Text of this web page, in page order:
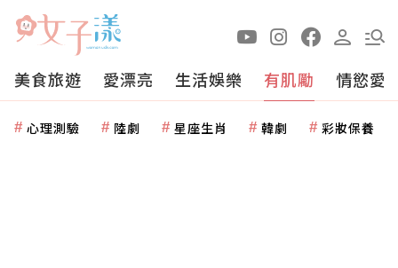
美食旅遊 愛漂亮 生活娛樂 有肌勵 情慾愛
心理測驗 陸劇 星座生肖 韓劇 彩妝保養